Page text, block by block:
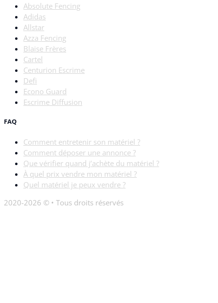
Absolute Fencing
Adidas
Allstar
Azza Fencing
Blaise Frères
Cartel
Centurion Escrime
Defi
Econo Guard
Escrime Diffusion
FAQ
Comment entretenir son matériel ?
Comment déposer une annonce ?
Que vérifier quand j’achète du matériel ?
À quel prix vendre mon matériel ?
Quel matériel je peux vendre ?
2020-2026 © • Tous droits réservés